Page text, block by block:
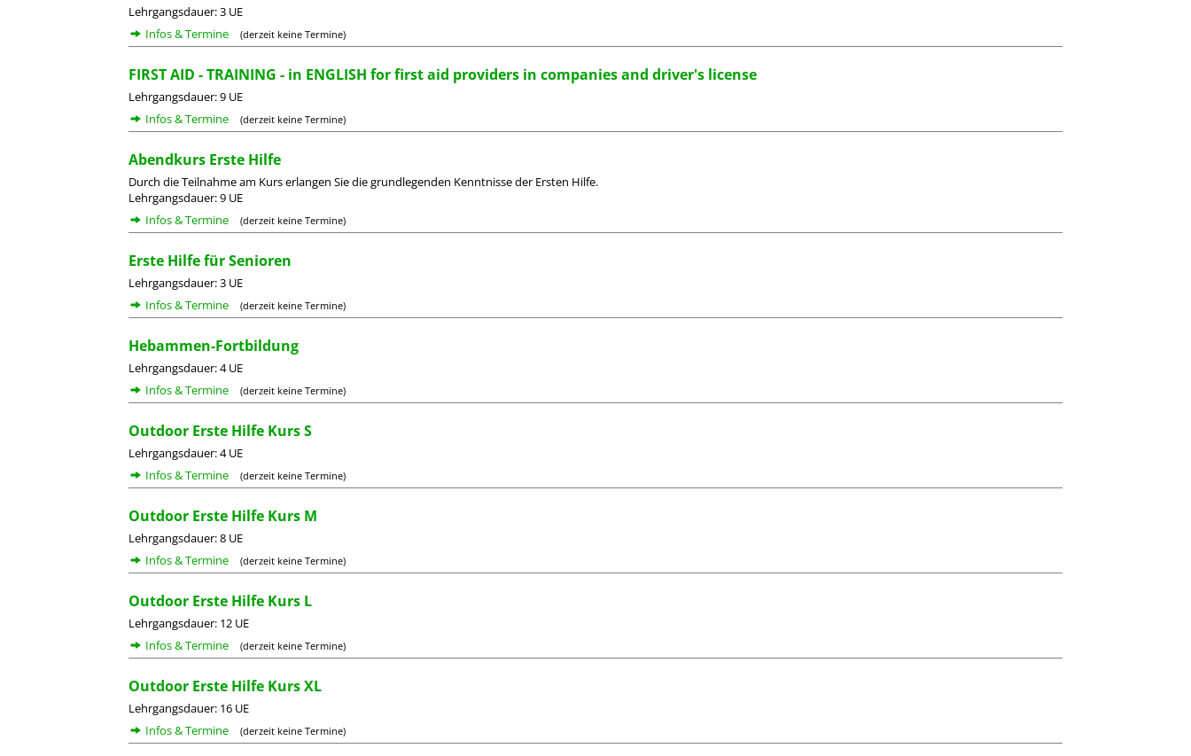
Lehrgangsdauer: 3 UE
Infos & Termine
(derzeit keine Termine)
FIRST AID - TRAINING - in ENGLISH for first aid providers in companies and driver's license
Lehrgangsdauer: 9 UE
Infos & Termine
(derzeit keine Termine)
Abendkurs Erste Hilfe
Durch die Teilnahme am Kurs erlangen Sie die grundlegenden Kenntnisse der Ersten Hilfe.
Lehrgangsdauer: 9 UE
Infos & Termine
(derzeit keine Termine)
Erste Hilfe für Senioren
Lehrgangsdauer: 3 UE
Infos & Termine
(derzeit keine Termine)
Hebammen-Fortbildung
Lehrgangsdauer: 4 UE
Infos & Termine
(derzeit keine Termine)
Outdoor Erste Hilfe Kurs S
Lehrgangsdauer: 4 UE
Infos & Termine
(derzeit keine Termine)
Outdoor Erste Hilfe Kurs M
Lehrgangsdauer: 8 UE
Infos & Termine
(derzeit keine Termine)
Outdoor Erste Hilfe Kurs L
Lehrgangsdauer: 12 UE
Infos & Termine
(derzeit keine Termine)
Outdoor Erste Hilfe Kurs XL
Lehrgangsdauer: 16 UE
Infos & Termine
(derzeit keine Termine)